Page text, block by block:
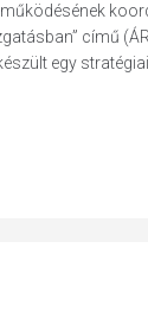
című
egy stratégiai